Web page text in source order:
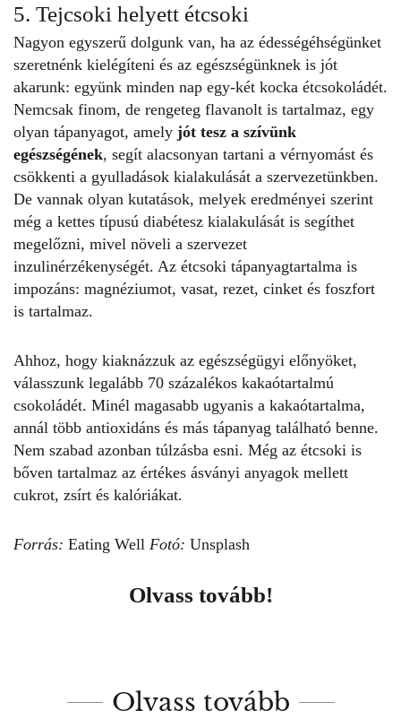
5. Tejcsoki helyett étcsoki
Nagyon egyszerű dolgunk van, ha az édességéhségünket
szeretnénk kielégíteni és az egészségünknek is jót
akarunk: együnk minden nap egy-két kocka étcsokoládét.
Nemcsak finom, de rengeteg flavanolt is tartalmaz, egy
olyan tápanyagot, amely jót tesz a szívünk
egészségének, segít alacsonyan tartani a vérnyomást és
csökkenti a gyulladások kialakulását a szervezetünkben.
De vannak olyan kutatások, melyek eredményei szerint
még a kettes típusú diabétesz kialakulását is segíthet
megelőzni, mivel növeli a szervezet
inzulinérzékenységét. Az étcsoki tápanyagtartalma is
impozáns: magnéziumot, vasat, rezet, cinket és foszfort
is tartalmaz.
Ahhoz, hogy kiaknázzuk az egészségügyi előnyöket,
válasszunk legalább 70 százalékos kakaótartalmú
csokoládét. Minél magasabb ugyanis a kakaótartalma,
annál több antioxidáns és más tápanyag található benne.
Nem szabad azonban túlzásba esni. Még az étcsoki is
bőven tartalmaz az értékes ásványi anyagok mellett
cukrot, zsírt és kalóriákat.
Forrás: Eating Well Fotó: Unsplash
Olvass tovább!
Olvass tovább